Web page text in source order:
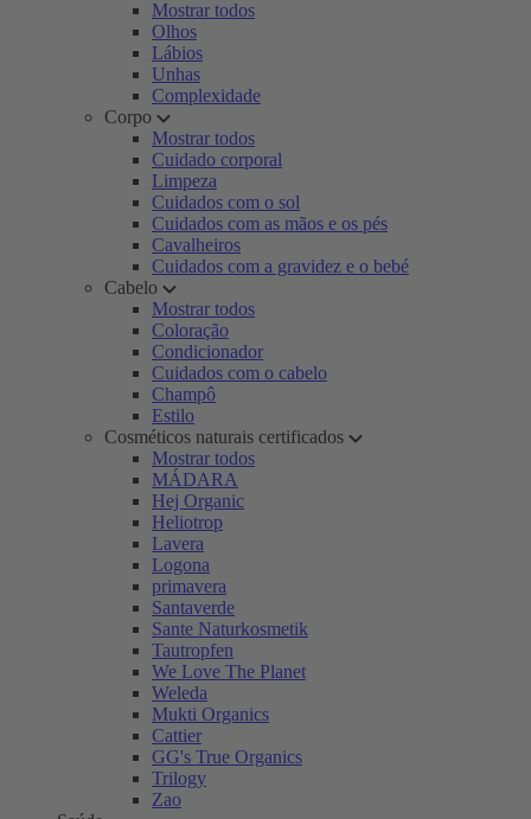
Mostrar todos
Olhos
Lábios
Unhas
Complexidade
Corpo
Mostrar todos
Cuidado corporal
Limpeza
Cuidados com o sol
Cuidados com as mãos e os pés
Cavalheiros
Cuidados com a gravidez e o bebé
Cabelo
Mostrar todos
Coloração
Condicionador
Cuidados com o cabelo
Champô
Estilo
Cosméticos naturais certificados
Mostrar todos
MÁDARA
Hej Organic
Heliotrop
Lavera
Logona
primavera
Santaverde
Sante Naturkosmetik
Tautropfen
We Love The Planet
Weleda
Mukti Organics
Cattier
GG's True Organics
Trilogy
Zao